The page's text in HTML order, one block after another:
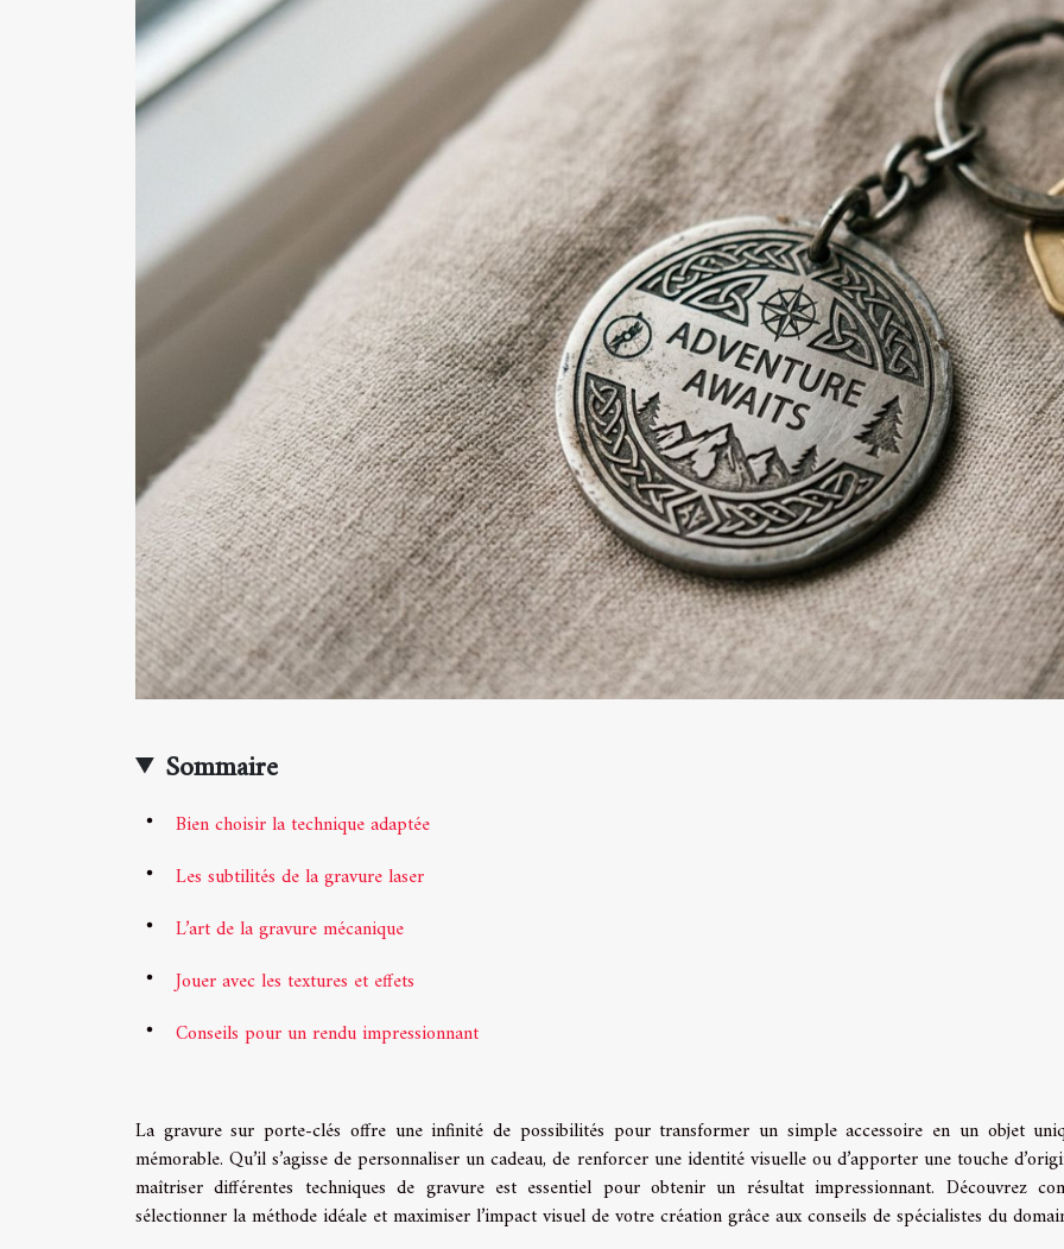
Sommaire
Bien choisir la technique adaptée
Les subtilités de la gravure laser
L’art de la gravure mécanique
Jouer avec les textures et effets
Conseils pour un rendu impressionnant
La gravure sur porte-clés offre une infinité de possibilités pour transformer un simple accessoire en un objet
mémorable. Qu’il s’agisse de personnaliser un cadeau, de renforcer une identité visuelle ou d’apporter une touche
maîtriser différentes techniques de gravure est essentiel pour obtenir un résultat impressionnant. Découvrez
sélectionner la méthode idéale et maximiser l’impact visuel de votre création grâce aux conseils de spécialistes du